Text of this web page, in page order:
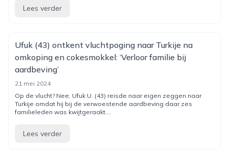
Lees verder
Ufuk (43) ontkent vluchtpoging naar Turkije na
omkoping en cokesmokkel: ‘Verloor familie bij
aardbeving’
21 mei 2024
Op de vlucht? Nee, Ufuk U. (43) reisde naar eigen zeggen naar
Turkije omdat hij bij de verwoestende aardbeving daar zes
familieleden was kwijtgeraakt....
Lees verder